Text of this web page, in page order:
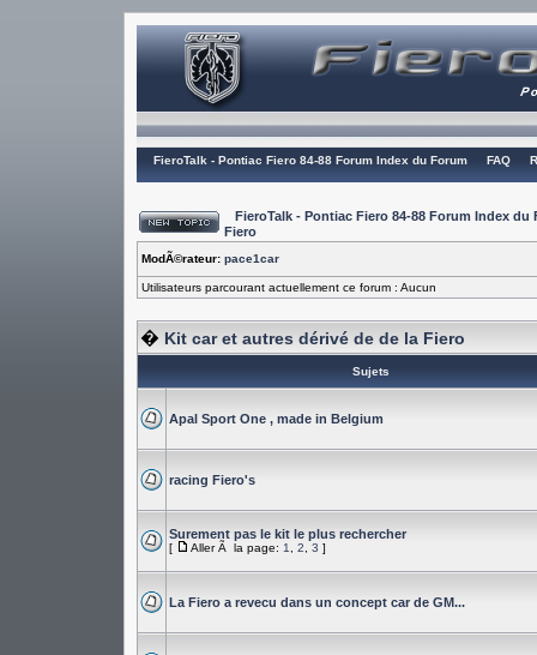
FieroTalk - Pontiac Fiero 84-88 Forum Index du Forum FAQ
FieroTalk - Pontiac Fiero 84-88 Forum Index du
Fiero
ModÃ©rateur: pace1car
Utilisateurs parcourant actuellement ce forum : Aucun
� Kit car et autres dérivé de de la Fiero
Sujets
Apal Sport One , made in Belgium
racing Fiero's
Surement pas le kit le plus rechercher
[ Aller Ã la page: 1 2 3 ]
La Fiero a revecu dans un concept car de GM...